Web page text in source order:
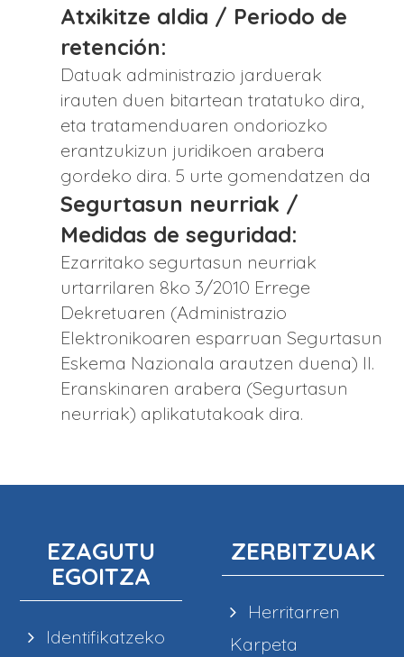
Atxikitze aldia / Periodo de
retención:
Datuak administrazio jarduerak
irauten duen bitartean tratatuko dira,
eta tratamenduaren ondoriozko
erantzukizun juridikoen arabera
gordeko dira. 5 urte gomendatzen da
Segurtasun neurriak /
Medidas de seguridad:
Ezarritako segurtasun neurriak
urtarrilaren 8ko 3/2010 Errege
Dekretuaren (Administrazio
Elektronikoaren esparruan Segurtasun
Eskema Nazionala arautzen duena) II.
Eranskinaren arabera (Segurtasun
neurriak) aplikatutakoak dira.
EZAGUTU
EGOITZA
Identifikatzeko
ZERBITZUAK
Herritarren
Karpeta